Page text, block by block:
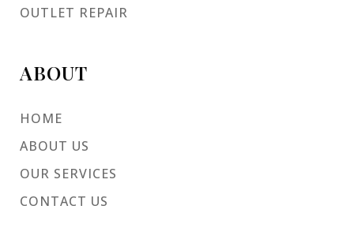
OUTLET REPAIR
ABOUT
HOME
ABOUT US
OUR SERVICES
CONTACT US